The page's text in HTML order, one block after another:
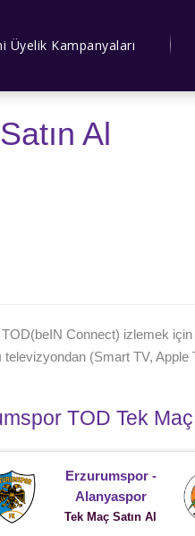
Üyelik Kampanyaları
Al
Connect) izlemek
(Smart TV,
TOD Tek
Erzurumspor -
Alanyaspor
Tek Maç Satın Al